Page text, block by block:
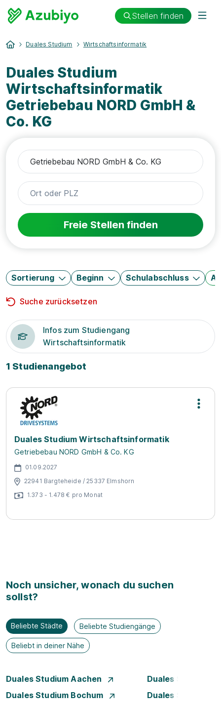
Stellen finden
Duales Studium Wirtschaftsinformatik
Duales Studium
Wirtschaftsinformatik
Getriebebau NORD GmbH &
Co. KG
Freie Stellen finden
Sortierung Beginn Schulabschluss
Suche zurücksetzen
Infos zum Studiengang
Wirtschaftsinformatik
1 Studienangebot
Duales Studium Wirtschaftsinformatik
Getriebebau NORD GmbH & Co. KG
01.09.2027
22941 Bargteheide / 25337 Elmshorn
1.373 - 1.478 € pro Monat
Noch unsicher, wonach du suchen
sollst?
Beliebte Städte Beliebte Studiengänge
Beliebt in deiner Nähe
Duales Studium Aachen
Duales Studium
Duales Studium Bochum
Duales Studium